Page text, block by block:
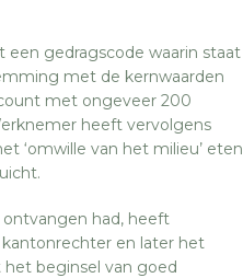
een gedragscode waarin staat
met de kernwaarden
met ongeveer 200
heeft vervolgens
‘omwille van het milieu’ eten
had, heeft
en later het
beginsel van goed